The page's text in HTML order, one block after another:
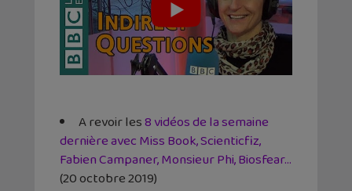
A revoir les8 vidéos de la semaine
dernière avec Miss Book, Scienticfiz,
Fabien Campaner, Monsieur Phi, Biosfear…
(20 octobre 2019)